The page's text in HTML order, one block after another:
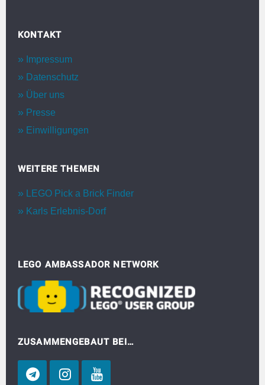
KONTAKT
Impressum
Datenschutz
Über uns
Presse
Einwilligungen
WEITERE THEMEN
LEGO Pick a Brick Finder
Karls Erlebnis-Dorf
LEGO AMBASSADOR NETWORK
ZUSAMMENGEBAUT BEI…